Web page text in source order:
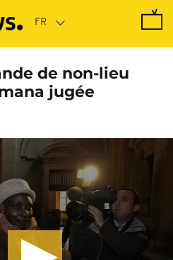
de non-lieu
jugée